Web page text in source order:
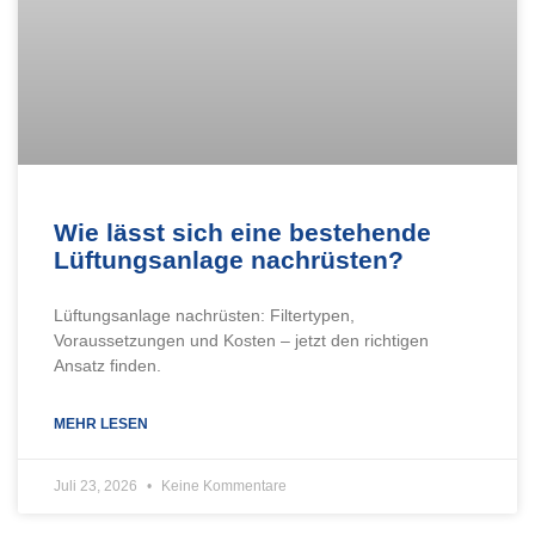
Wie lässt sich eine bestehende
Lüftungsanlage nachrüsten?
Lüftungsanlage nachrüsten: Filtertypen,
Voraussetzungen und Kosten – jetzt den richtigen
Ansatz finden.
MEHR LESEN
Juli 23, 2026 Keine Kommentare